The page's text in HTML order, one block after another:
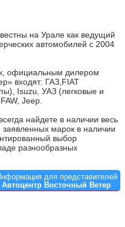
на Урале как ведущий
автомобилей с 2004
официальным дилером
входят: ГАЗ,FIAT
Isuzu, УАЗ (легковые и
Jeep.
найдете в наличии весь
марок в наличии
выбор
разнообразных
такси, пассажирских
средней большой
транспорта
и строительной техники.
для представителей
Автоцентр Восточный Ветер